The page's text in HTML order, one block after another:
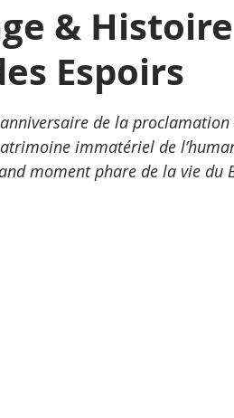
&
Espoirs
5.
anniversaire de la
immatériel de
moment phare de la vie du